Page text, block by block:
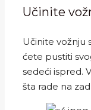
Učinite
Učinite vožnju
ćete pustiti
sedeći ispred.
šta rade na